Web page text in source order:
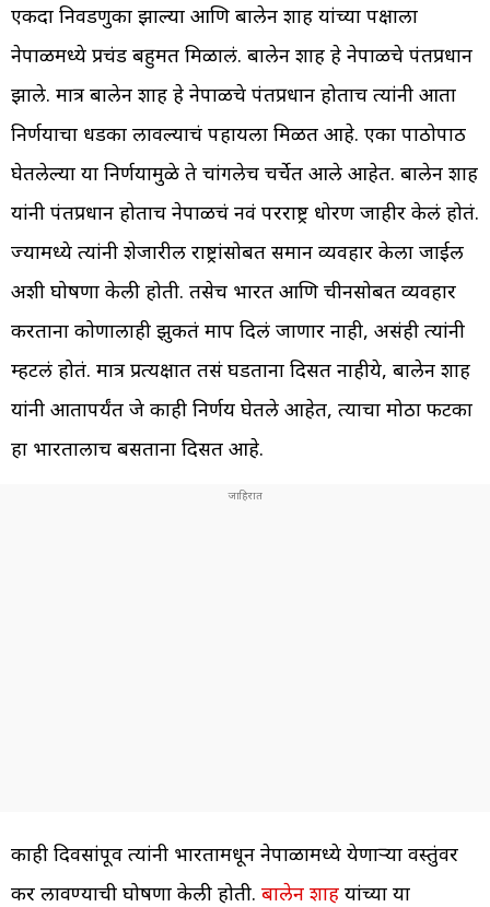
एकदा निवडणुका झाल्या आणि बालेन शाह यांच्या पक्षाला
नेपाळमध्ये प्रचंड बहुमत मिळालं. बालेन शाह हे नेपाळचे पंतप्रधान
झाले. मात्र बालेन शाह हे नेपाळचे पंतप्रधान होताच त्यांनी आता
निर्णयाचा धडका लावल्याचं पहायला मिळत आहे. एका पाठोपाठ
घेतलेल्या या निर्णयामुळे ते चांगलेच चर्चेत आले आहेत. बालेन शाह
यांनी पंतप्रधान होताच नेपाळचं नवं परराष्ट्र धोरण जाहीर केलं होतं.
ज्यामध्ये त्यांनी शेजारील राष्ट्रांसोबत समान व्यवहार केला जाईल
अशी घोषणा केली होती. तसेच भारत आणि चीनसोबत व्यवहार
करताना कोणालाही झुकतं माप दिलं जाणार नाही, असंही त्यांनी
म्हटलं होतं. मात्र प्रत्यक्षात तसं घडताना दिसत नाहीये, बालेन शाह
यांनी आतापर्यंत जे काही निर्णय घेतले आहेत, त्याचा मोठा फटका
हा भारतालाच बसताना दिसत आहे.
काही दिवसांपूर्वी त्यांनी भारतामधून नेपाळामध्ये येणाऱ्या वस्तुंवर
कर लावण्याची घोषणा केली होती. बालेन शाह यांच्या या